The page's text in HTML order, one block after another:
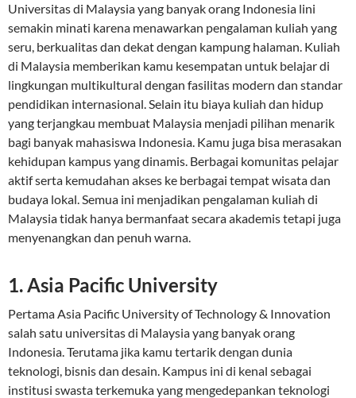
Universitas di Malaysia yang banyak orang Indonesia lini
semakin minati karena menawarkan pengalaman kuliah yang
seru, berkualitas dan dekat dengan kampung halaman. Kuliah
di Malaysia memberikan kamu kesempatan untuk belajar di
lingkungan multikultural dengan fasilitas modern dan standar
pendidikan internasional. Selain itu biaya kuliah dan hidup
yang terjangkau membuat Malaysia menjadi pilihan menarik
bagi banyak mahasiswa Indonesia. Kamu juga bisa merasakan
kehidupan kampus yang dinamis. Berbagai komunitas pelajar
aktif serta kemudahan akses ke berbagai tempat wisata dan
budaya lokal. Semua ini menjadikan pengalaman kuliah di
Malaysia tidak hanya bermanfaat secara akademis tetapi juga
menyenangkan dan penuh warna.
1. Asia Pacific University
Pertama Asia Pacific University of Technology & Innovation
salah satu universitas di Malaysia yang banyak orang
Indonesia. Terutama jika kamu tertarik dengan dunia
teknologi, bisnis dan desain. Kampus ini di kenal sebagai
institusi swasta terkemuka yang mengedepankan teknologi